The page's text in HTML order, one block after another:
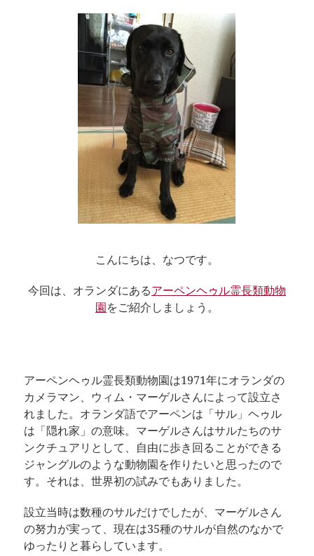
こんにちは、なつです。
今回は、オランダにあるアーペンヘゥル霊長類動物
園をご紹介しましょう。
アーペンヘゥル霊長類動物園は1971年にオランダの
カメラマン、ウィム・マーゲルさんによって設立さ
れました。オランダ語でアーペンは「サル」ヘゥル
は「隠れ家」の意味。マーゲルさんはサルたちのサ
ンクチュアリとして、自由に歩き回ることができる
ジャングルのような動物園を作りたいと思ったので
す。それは、世界初の試みでもありました。
設立当時は数種のサルだけでしたが、マーゲルさん
の努力が実って、現在は35種のサルが自然のなかで
ゆったりと暮らしています。